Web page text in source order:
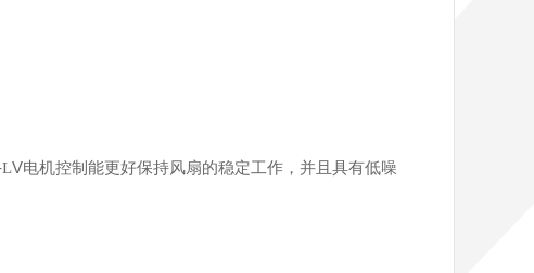
LV电机控制能更好保持风扇的稳定工作 ，并且具有低噪